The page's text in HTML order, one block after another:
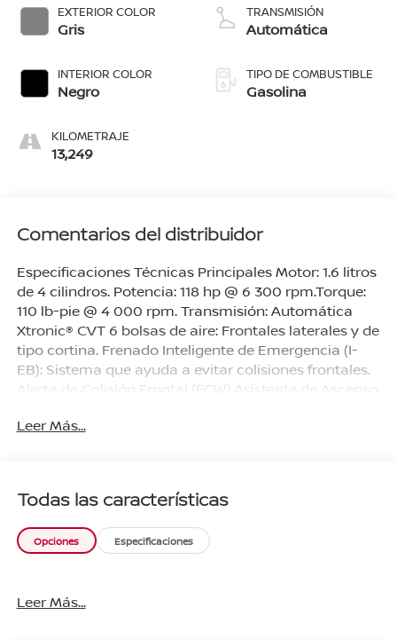
EXTERIOR COLOR
Gris
INTERIOR COLOR
Negro
KILOMETRAJE
13,249
TRANSMISIÓN
Automática
TIPO DE COMBUSTIBLE
Gasolina
Comentarios del distribuidor
Especificaciones Técnicas Principales Motor: 1.6 litros
de 4 cilindros. Potencia: 118 hp @ 6 300 rpm.Torque:
110 lb-pie @ 4 000 rpm. Transmisión: Automática
Xtronic® CVT 6 bolsas de aire: Frontales laterales y de
tipo cortina. Frenado Inteligente de Emergencia (I-
EB): Sistema que ayuda a evitar colisiones frontales.
Alerta de Colisión Frontal (FCW).Asistente de Ascenso
(VDC Equipamiento y TecnologíaInfotenimiento:
audio.Acceso: Llave inteligente (iKey) con botón de
encendido de motor.Exterior: Rines de acero de 15"
con tapones y sensores de reversa.
Leer Más...
Todas las características
Opciones Especificaciones
Leer Más...